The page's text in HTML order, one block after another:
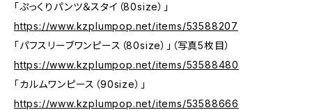
「ぷっくりパンツ＆スタイ（80size）」
https://www.kzplumpop.net/items/53588207
「パフスリーブワンピース（80size）」（写真5枚目）
https://www.kzplumpop.net/items/53588480
「カルムワンピース（90size）」
https://www.kzplumpop.net/items/53588666